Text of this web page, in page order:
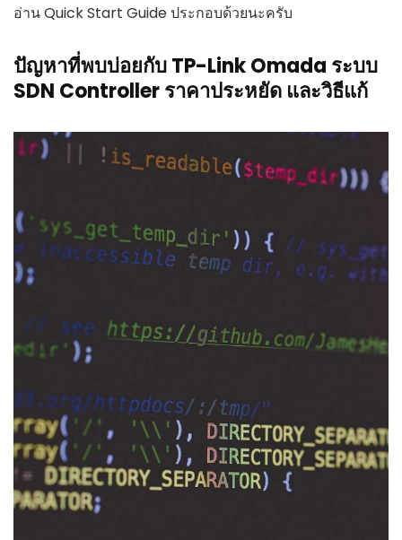
อ่าน Quick Start Guide ประกอบด้วยนะครับ
ปัญหาที่พบบ่อยกับ TP-Link Omada ระบบ
SDN Controller ราคาประหยัด และวิธีแก้